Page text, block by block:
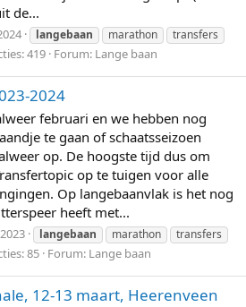
de...
langebaan marathon
transfers
419 Forum: Lange baan
2024
februari en we hebben nog
te gaan of schaatsseizoen
op. De hoogste tijd dus om
op te tuigen voor alle
Op langebaanvlak is het nog
heeft met...
langebaan marathon
transfers
85 Forum: Lange baan
12-13 maart, Heerenveen